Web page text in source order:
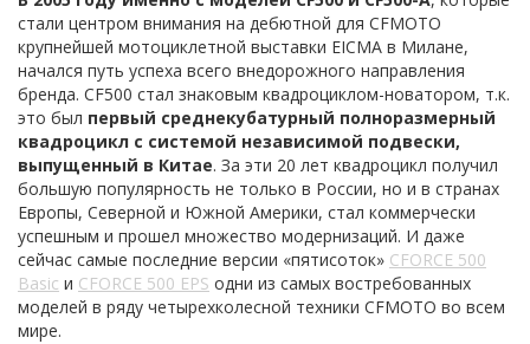
стали центром внимания на дебютной для CFMOTO
крупнейшей мотоциклетной выставки EICMA в Милане,
начался путь успеха всего внедорожного направления
бренда. CF500 стал знаковым квадроциклом-новатором, т.к.
это был первый среднекубатурный полноразмерный
квадроцикл с системой независимой подвески,
выпущенный в Китае. За эти 20 лет квадроцикл получил
большую популярность не только в России, но и в странах
Европы, Северной и Южной Америки, стал коммерчески
успешным и прошел множество модернизаций. И даже
сейчас самые последние версии «пятисоток» CFORCE 500
Basic и CFORCE 500 EPS одни из самых востребованных
моделей в ряду четырехколесной техники CFMOTO во всем
мире.